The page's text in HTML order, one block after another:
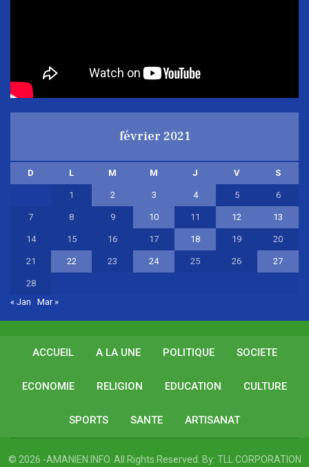
février 2021
D L M M J V S
1 2 3 4 5 6
7 8 9 10 11 12 13
14 15 16 17 18 19 20
21 22 23 24 25 26 27
28
« Jan
Mar »
ACCUEIL A LA UNE POLITIQUE SOCIETE
ECONOMIE RELIGION EDUCATION CULTURE
SPORTS SANTE ARTISANAT
© 2026 -AMANIEN.INFO. All Rights Reserved. By: TLL CORPORATION